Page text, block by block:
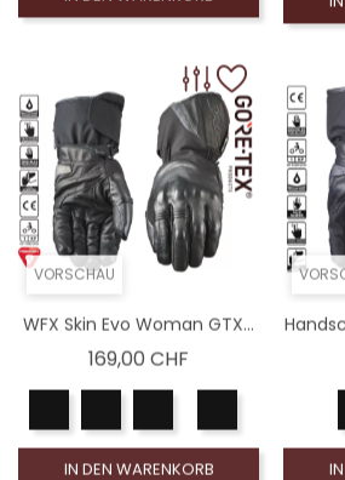
VORSCHAU
WFX Skin Evo Woman GTX...
169,00 CHF
IN DEN WARENKORB